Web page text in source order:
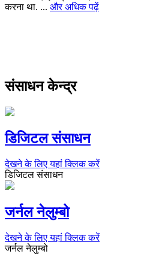
करना था. ... और अधिक पढ़ें
संसाधन केन्द्र
डिजिटल संसाधन
देखने के लिए यहां क्लिक करें
डिजिटल संसाधन
जर्नल नेलुम्बो
देखने के लिए यहां क्लिक करें
जर्नल नेलुम्बो